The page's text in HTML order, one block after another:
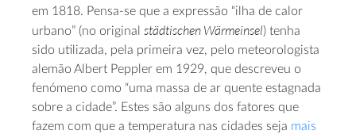
em 1818. Pensa-se que a expressão “ilha de calor
urbano” (no original städtischen Wärmeinsel) tenha
sido utilizada, pela primeira vez, pelo meteorologista
alemão Albert Peppler em 1929, que descreveu o
fenómeno como “uma massa de ar quente estagnada
sobre a cidade”. Estes são alguns dos fatores que
fazem com que a temperatura nas cidades seja mais